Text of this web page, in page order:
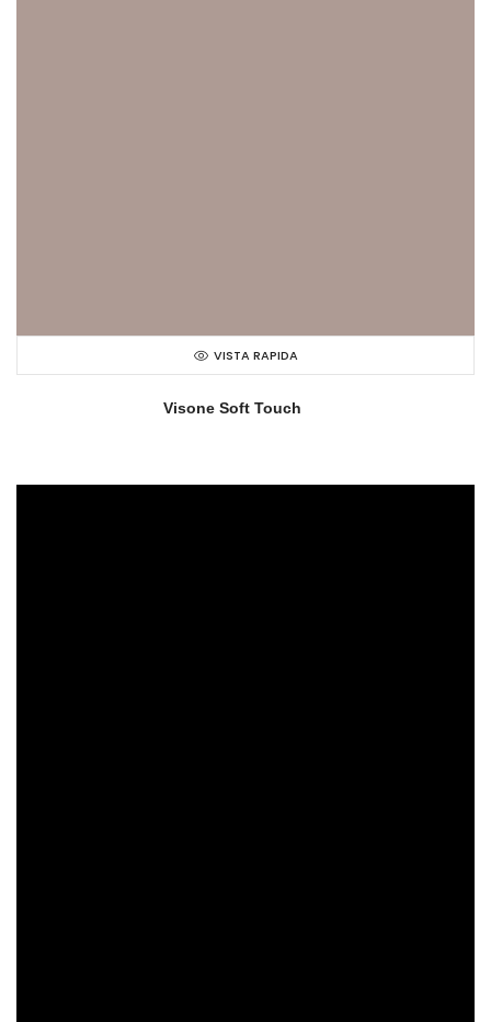
VISTA RAPIDA
Visone Soft Touch